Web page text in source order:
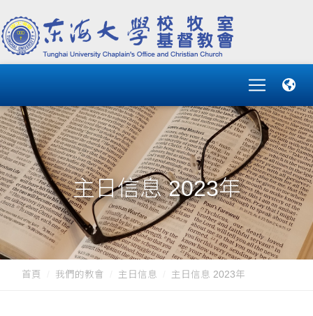
主日信息 2023年
首頁 我們的教會 主日信息 主日信息 2023年